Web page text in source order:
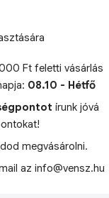
Ft feletti vásárlás
08.10 - Hétfő
írunk jóvá
megvásárolni.
az info@vensz.hu